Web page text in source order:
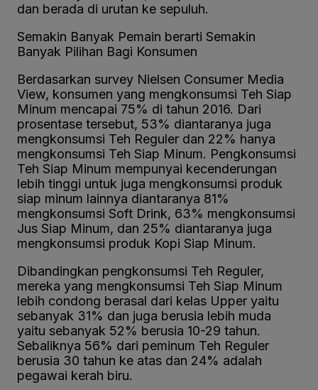
dan berada di urutan ke sepuluh.
Semakin Banyak Pemain berarti Semakin
Banyak Pilihan Bagi Konsumen
Berdasarkan survey Nielsen Consumer Media
View, konsumen yang mengkonsumsi Teh Siap
Minum mencapai 75% di tahun 2016. Dari
prosentase tersebut, 53% diantaranya juga
mengkonsumsi Teh Reguler dan 22% hanya
mengkonsumsi Teh Siap Minum. Pengkonsumsi
Teh Siap Minum mempunyai kecenderungan
lebih tinggi untuk juga mengkonsumsi produk
siap minum lainnya diantaranya 81%
mengkonsumsi Soft Drink, 63% mengkonsumsi
Jus Siap Minum, dan 25% diantaranya juga
mengkonsumsi produk Kopi Siap Minum.
Dibandingkan pengkonsumsi Teh Reguler,
mereka yang mengkonsumsi Teh Siap Minum
lebih condong berasal dari kelas Upper yaitu
sebanyak 31% dan juga berusia lebih muda
yaitu sebanyak 52% berusia 10-29 tahun.
Sebaliknya 56% dari peminum Teh Reguler
berusia 30 tahun ke atas dan 24% adalah
pegawai kerah biru.